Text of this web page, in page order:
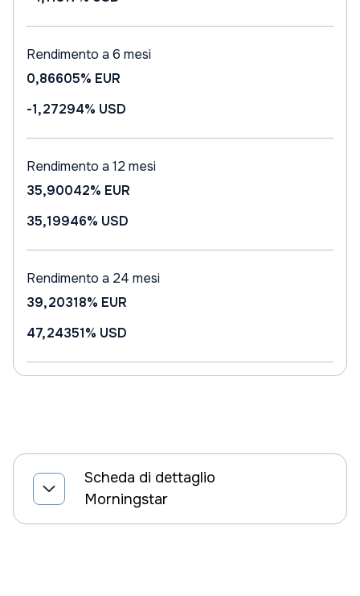
Rendimento a 6 mesi
0,86605% EUR
-1,27294% USD
Rendimento a 12 mesi
35,90042% EUR
35,19946% USD
Rendimento a 24 mesi
39,20318% EUR
47,24351% USD
Scheda di dettaglio
Morningstar